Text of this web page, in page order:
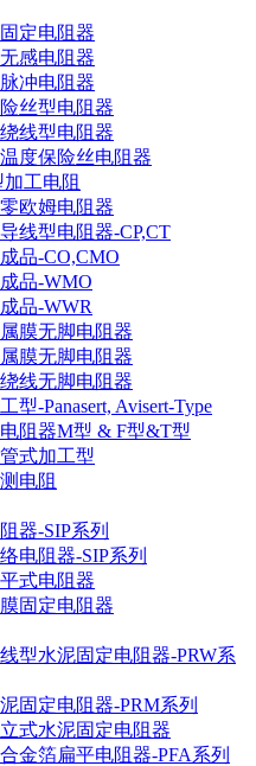
定电阻器
感电阻器
冲电阻器
丝型电阻器
线型电阻器
度保险丝电阻器
工电阻
欧姆电阻器
线型电阻器-CP,CT
品-CO,CMO
品-WMO
品-WWR
膜无脚电阻器
膜无脚电阻器
线无脚电阻器
型-Panasert, Avisert-Type
阻器M型 & F型&T型
式加工型
电阻
器-SIP系列
电阻器-SIP系列
式电阻器
固定电阻器
型水泥固定电阻器-PRW系
固定电阻器-PRM系列
式水泥固定电阻器
金箔扁平电阻器-PFA系列